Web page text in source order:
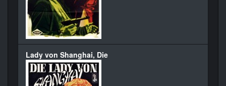
Lady von Shanghai, Die